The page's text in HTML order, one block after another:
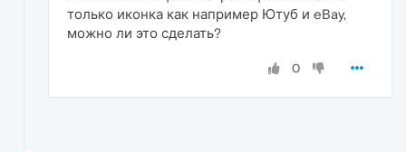
только иконка как например Ютуб и eBay,
можно ли это сделать?
0